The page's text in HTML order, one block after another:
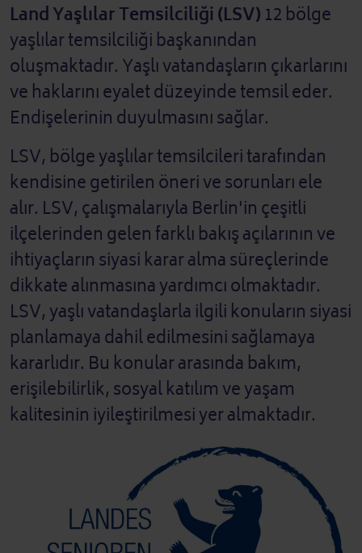
Land Yaşlılar Temsilciliği (LSV) 12 bölge
yaşlılar temsilciliği başkanından
oluşmaktadır. Yaşlı vatandaşların çıkarlarını
ve haklarını eyalet düzeyinde temsil eder.
Endişelerinin duyulmasını sağlar.
LSV, bölge yaşlılar temsilcileri tarafından
kendisine getirilen öneri ve sorunları ele
alır. LSV, çalışmalarıyla Berlin'in çeşitli
ilçelerinden gelen farklı bakış açılarının ve
ihtiyaçların siyasi karar alma süreçlerinde
dikkate alınmasına yardımcı olmaktadır.
LSV, yaşlı vatandaşlarla ilgili konuların siyasi
planlamaya dahil edilmesini sağlamaya
kararlıdır. Bu konular arasında bakım,
erişilebilirlik, sosyal katılım ve yaşam
kalitesinin iyileştirilmesi yer almaktadır.